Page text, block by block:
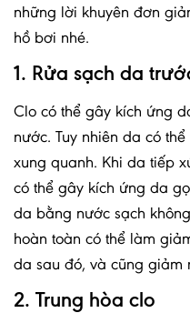
những lời khuyên đơn
hồ bơi nhé.
1. Rửa sạch da
Clo có thể gây kích ứng
nước. Tuy nhiên da có
xung quanh. Khi da tiếp
có thể gây kích ứng da
da bằng nước sạch
hoàn toàn có thể làm
da sau đó, và cũng giảm
2. Trung hòa clo